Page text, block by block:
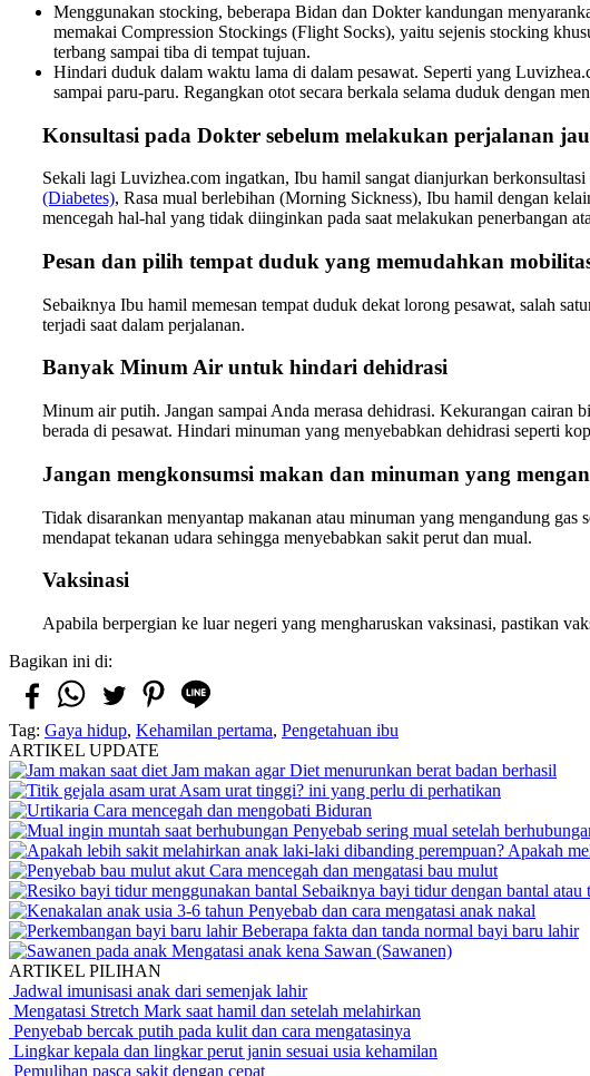
Menggunakan stocking, beberapa Bidan dan Dokter kandungan
memakai Compression Stockings (Flight Socks), yaitu sejenis stocking
terbang sampai tiba di tempat tujuan.
Hindari duduk dalam waktu lama di dalam pesawat. Seperti yang
sampai paru-paru. Regangkan otot secara berkala selama duduk dengan
Konsultasi pada Dokter sebelum melakukan perjalanan
Sekali lagi Luvizhea.com ingatkan, Ibu hamil sangat dianjurkan
(Diabetes), Rasa mual berlebihan (Morning Sickness), Ibu hamil dengan
mencegah hal-hal yang tidak diinginkan pada saat melakukan penerbangan
Pesan dan pilih tempat duduk yang memudahkan
Sebaiknya Ibu hamil memesan tempat duduk dekat lorong pesawat, salah
terjadi saat dalam perjalanan.
Banyak Minum Air untuk hindari dehidrasi
Minum air putih. Jangan sampai Anda merasa dehidrasi. Kekurangan cairan
berada di pesawat. Hindari minuman yang menyebabkan dehidrasi seperti
Jangan mengkonsumsi makan dan minuman yang
Tidak disarankan menyantap makanan atau minuman yang mengandung
mendapat tekanan udara sehingga menyebabkan sakit perut dan mual.
Vaksinasi
Apabila berpergian ke luar negeri yang mengharuskan vaksinasi, pastikan
Bagikan ini di:
Tag: Gaya hidup, Kehamilan pertama, Pengetahuan ibu
ARTIKEL UPDATE
Jam makan agar Diet menurunkan berat badan berhasil
Asam urat tinggi? ini yang perlu di perhatikan
Cara mencegah dan mengobati Biduran
Penyebab sering mual setelah
Apakah
Cara mencegah dan mengatasi bau mulut
Sebaiknya bayi tidur dengan bantal atau
Penyebab dan cara mengatasi anak nakal
Beberapa fakta dan tanda normal bayi baru lahir
Mengatasi anak kena Sawan (Sawanen)
ARTIKEL PILIHAN
Jadwal imunisasi anak dari semenjak lahir
Mengatasi Stretch Mark saat hamil dan setelah melahirkan
Penyebab bercak putih pada kulit dan cara mengatasinya
Lingkar kepala dan lingkar perut janin sesuai usia kehamilan
Pemulihan pasca sakit dengan cepat